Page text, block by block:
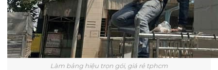
Làm bảng hiệu trọn gói, giá rẻ tphcm